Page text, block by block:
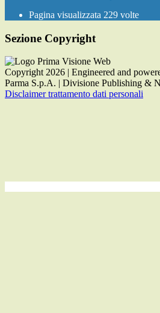
Pagina visualizzata 229 volte
Sezione Copyright
Copyright 2026 | Engineered and
Parma S.p.A. | Divisione Publishing &
Disclaimer trattamento dati personali